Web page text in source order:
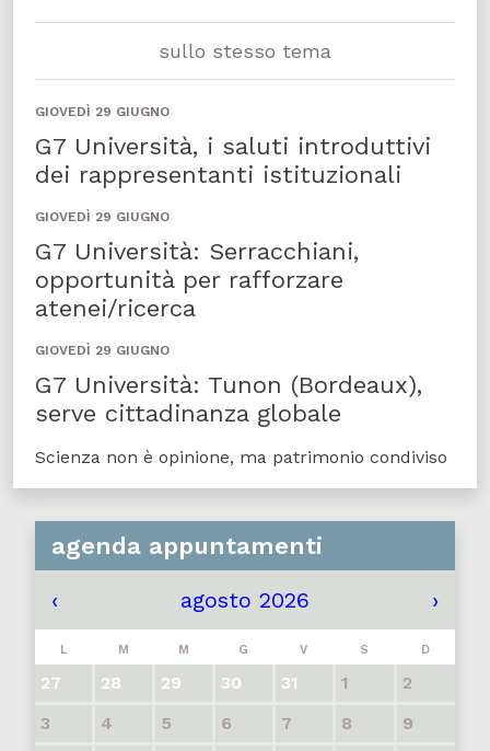
sullo stesso tema
GIOVEDÌ 29 GIUGNO
G7 Università, i saluti introduttivi
dei rappresentanti istituzionali
GIOVEDÌ 29 GIUGNO
G7 Università: Serracchiani,
opportunità per rafforzare
atenei/ricerca
GIOVEDÌ 29 GIUGNO
G7 Università: Tunon (Bordeaux),
serve cittadinanza globale
Scienza non è opinione, ma patrimonio condiviso
agenda appuntamenti
‹ agosto 2026 ›
L M M G V S D
27 28 29 30 31 1
2
3
4 5 6 7 8
9